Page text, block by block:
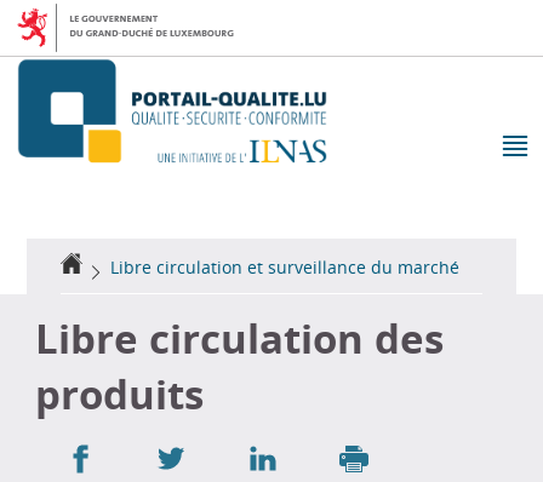
Aller
la
Aller
contenu
Accueil
Libre circulation et surveillance du marché
Libre circulation des
produits
Partager
Partager
Partager